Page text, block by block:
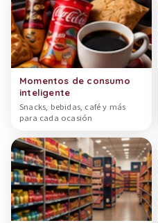
Momentos de consumo
inteligente
Snacks, bebidas, café y más
para cada ocasión